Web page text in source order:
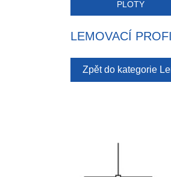
PLOTY
LEMOVACÍ
Zpět do kategorie